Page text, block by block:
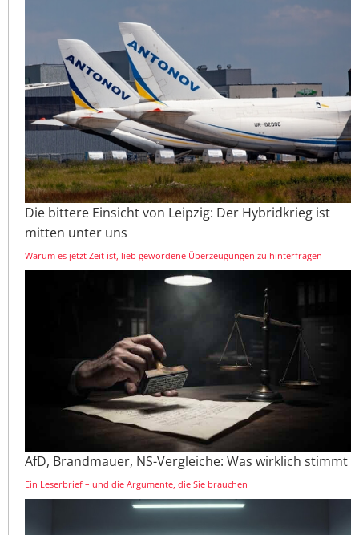
Die bittere Einsicht von Leipzig: Der Hybridkrieg ist
mitten unter uns
Warum es jetzt Zeit ist, lieb gewordene Überzeugungen zu hinterfragen
AfD, Brandmauer, NS-Vergleiche: Was wirklich stimmt
Ein Leserbrief – und die Argumente, die Sie brauchen